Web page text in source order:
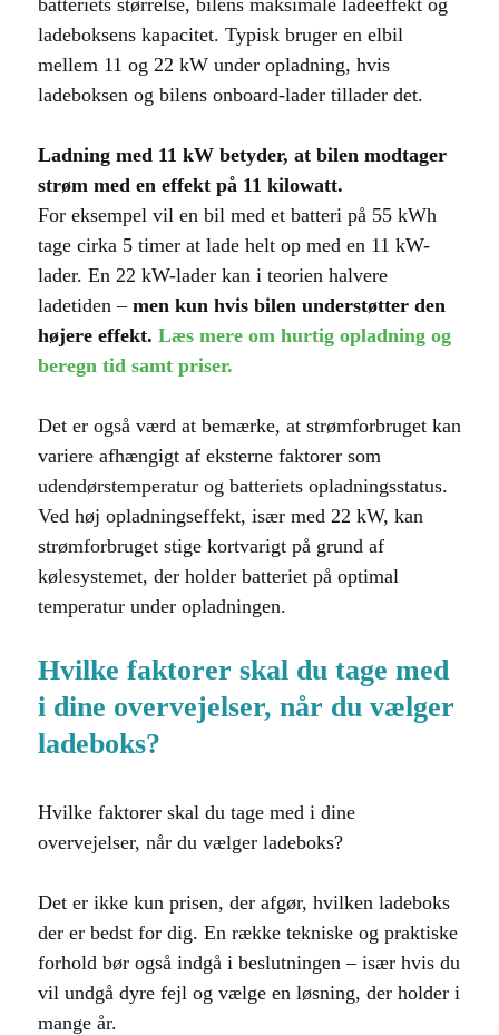
ladeboksens kapacitet. Typisk bruger en elbil
mellem 11 og 22 kW under opladning, hvis
ladeboksen og bilens onboard-lader tillader det.
Ladning med 11 kW betyder, at bilen modtager
strøm med en effekt på 11 kilowatt.
For eksempel vil en bil med et batteri på 55 kWh
tage cirka 5 timer at lade helt op med en 11 kW-
lader. En 22 kW-lader kan i teorien halvere
ladetiden – men kun hvis bilen understøtter den
højere effekt. Læs mere om hurtig opladning og
beregn tid samt priser.
Det er også værd at bemærke, at strømforbruget kan
variere afhængigt af eksterne faktorer som
udendørstemperatur og batteriets opladningsstatus.
Ved høj opladningseffekt, især med 22 kW, kan
strømforbruget stige kortvarigt på grund af
kølesystemet, der holder batteriet på optimal
temperatur under opladningen.
Hvilke faktorer skal du tage med
i dine overvejelser, når du vælger
ladeboks?
Hvilke faktorer skal du tage med i dine
overvejelser, når du vælger ladeboks?
Det er ikke kun prisen, der afgør, hvilken ladeboks
der er bedst for dig. En række tekniske og praktiske
forhold bør også indgå i beslutningen – især hvis du
vil undgå dyre fejl og vælge en løsning, der holder i
mange år.